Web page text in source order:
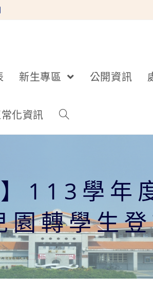
新生專區 公開資訊
化資訊
113學年
園轉學生